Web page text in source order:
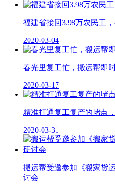
福建省接回3.98万农民工
2020-03-04
春光里复工忙，搬运帮即
2020-03-17
精准打通复工复产的堵点
2020-03-31
搬运帮受邀参加《搬家货
讨会